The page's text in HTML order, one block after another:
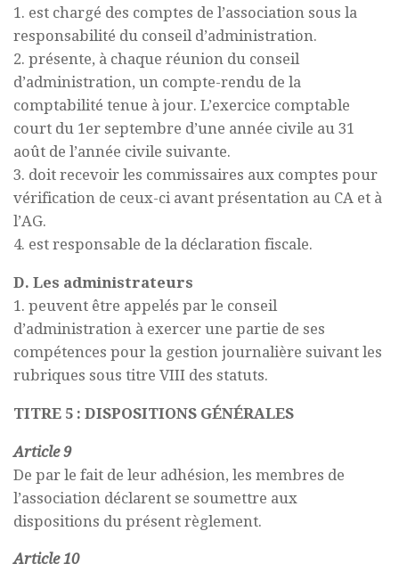
1. est chargé des comptes de l’association sous la
responsabilité du conseil d’administration.
2. présente, à chaque réunion du conseil
d’administration, un compte-rendu de la
comptabilité tenue à jour. L’exercice comptable
court du 1er septembre d’une année civile au 31
août de l’année civile suivante.
3. doit recevoir les commissaires aux comptes pour
vérification de ceux-ci avant présentation au CA et à
l’AG.
4. est responsable de la déclaration fiscale.
D. Les administrateurs
1. peuvent être appelés par le conseil
d’administration à exercer une partie de ses
compétences pour la gestion journalière suivant les
rubriques sous titre VIII des statuts.
TITRE 5 : DISPOSITIONS GÉNÉRALES
Article 9
De par le fait de leur adhésion, les membres de
l’association déclarent se soumettre aux
dispositions du présent règlement.
Article 10